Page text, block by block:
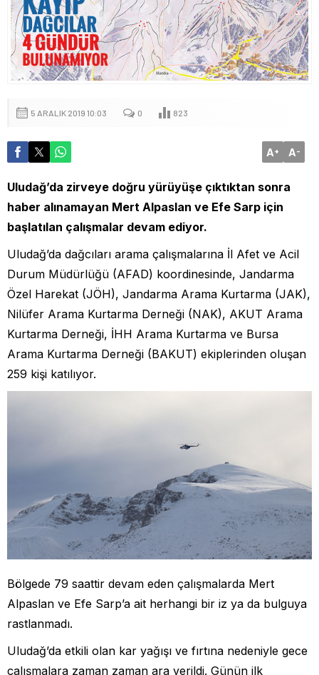
5 ARALIK 2019 10:03 0 823
A+ A-
Uludağ’da zirveye doğru yürüyüşe çıktıktan sonra
haber alınamayan Mert Alpaslan ve Efe Sarp için
başlatılan çalışmalar devam ediyor.
Uludağ’da dağcıları arama çalışmalarına İl Afet ve Acil
Durum Müdürlüğü (AFAD) koordinesinde, Jandarma
Özel Harekat (JÖH), Jandarma Arama Kurtarma (JAK),
Nilüfer Arama Kurtarma Derneği (NAK), AKUT Arama
Kurtarma Derneği, İHH Arama Kurtarma ve Bursa
Arama Kurtarma Derneği (BAKUT) ekiplerinden oluşan
259 kişi katılıyor.
Bölgede 79 saattir devam eden çalışmalarda Mert
Alpaslan ve Efe Sarp’a ait herhangi bir iz ya da bulguya
rastlanmadı.
Uludağ’da etkili olan kar yağışı ve fırtına nedeniyle gece
çalışmalara zaman zaman ara verildi. Günün ilk